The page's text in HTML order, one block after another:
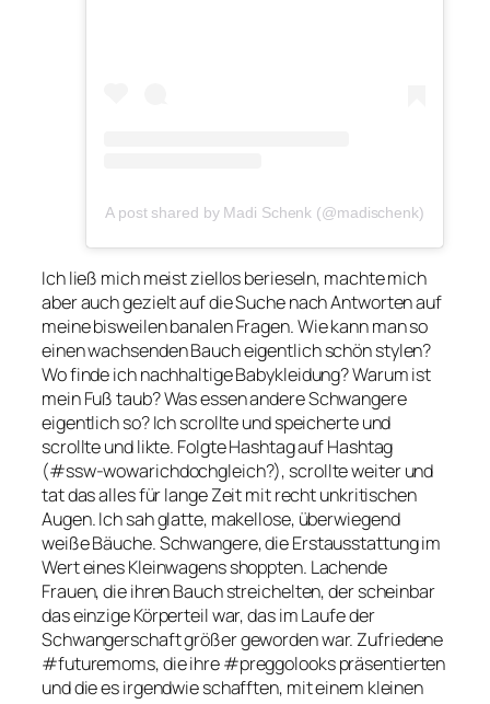
A post shared by Madi Schenk (@madischenk)
Ich ließ mich meist ziellos berieseln, machte mich
aber auch gezielt auf die Suche nach Antworten auf
meine bisweilen banalen Fragen. Wie kann man so
einen wachsenden Bauch eigentlich schön stylen?
Wo finde ich nachhaltige Babykleidung? Warum ist
mein Fuß taub? Was essen andere Schwangere
eigentlich so? Ich scrollte und speicherte und
scrollte und likte. Folgte Hashtag auf Hashtag
(#ssw-wowarichdochgleich?), scrollte weiter und
tat das alles für lange Zeit mit recht unkritischen
Augen. Ich sah glatte, makellose, überwiegend
weiße Bäuche. Schwangere, die Erstausstattung im
Wert eines Kleinwagens shoppten. Lachende
Frauen, die ihren Bauch streichelten, der scheinbar
das einzige Körperteil war, das im Laufe der
Schwangerschaft größer geworden war. Zufriedene
#futuremoms, die ihre#preggolookspräsentierten
und die es irgendwie schafften, mit einem kleinen